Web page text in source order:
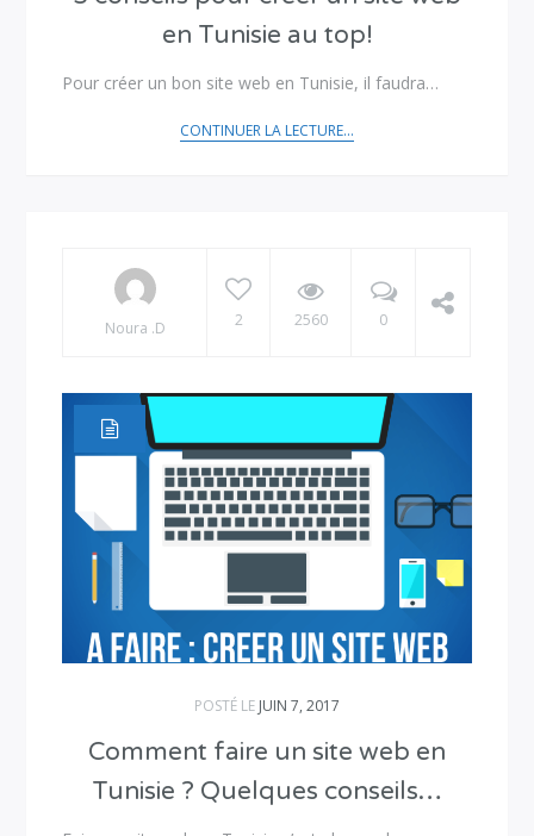
en Tunisie au top!
Pour créer un bon site web en Tunisie, il faudra…
CONTINUER LA LECTURE...
Noura .D 2 2560 0
POSTÉ LE JUIN 7, 2017
Comment faire un site web en
Tunisie ? Quelques conseils…